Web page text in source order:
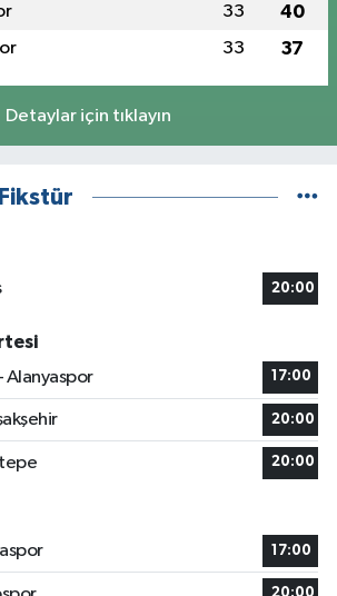
33 40
33 37
Detaylar için tıklayın
20:00
Alanyaspor
17:00
20:00
20:00
17:00